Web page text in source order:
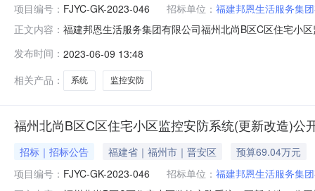
项目编号： FJYC-GK-2023-046 招标单位： 福建邦恩生活服务集
正文内容： 福建邦恩生活服务集团有限公司福州北尚B区C区住宅小
表，按无效响应处理。本项目有效投标人不足三家，废
公司地址：福州市晋安区秀山路3
发布时间： 2023-06-09 13:48
相关产品：
系统 监控安防
福州北尚B区C区住宅小区监控安防系统(更新改造)公
招标｜招标公告 福建省｜福州市｜晋安区
预算69.04万元
项目编号： FJYC-GK-2023-046 招标单位： 福建邦恩生活服务集